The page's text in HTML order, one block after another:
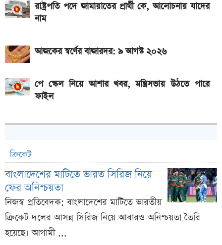
রাষ্ট্রপতি পদে জামায়াতের প্রার্থী কে, আলোচনায় যাদের
নাম
আজকের স্বর্ণের বাজারদর: ৯ আগস্ট ২০২৬
পে স্কেল নিয়ে আশার খবর, মন্ত্রিসভায় উঠতে পারে
ফাইল
ক্রিকেট
বাংলাদেশের মাটিতে ভারত সিরিজ নিয়ে
ফের অনিশ্চয়তা
নিজস্ব প্রতিবেদক: বাংলাদেশের মাটিতে ভারতীয়
ক্রিকেট দলের আসন্ন সিরিজ নিয়ে আবারও অনিশ্চয়তা তৈরি
হয়েছে। আগামী ...